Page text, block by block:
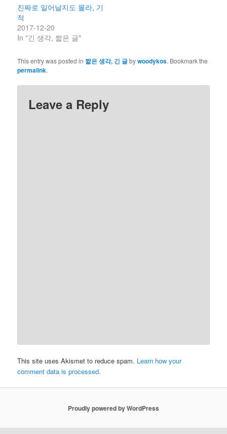
진짜로 일어날지도 몰라, 기
적
2017-12-20
In "긴 생각, 짧은 글"
This entry was posted in짧은 생각, 긴 글bywoodykos. Bookmark the
permalink.
Leave a Reply
This site uses Akismet to reduce spam. Learn how your
comment data is processed.
Proudly powered by WordPress